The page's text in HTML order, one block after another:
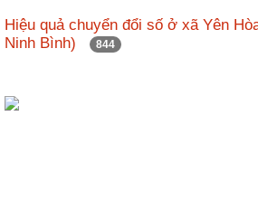
Hiệu quả chuyển đổi số ở xã Yên
Ninh Bình)
844